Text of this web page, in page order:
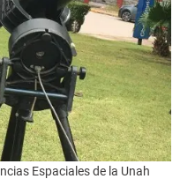
Espaciales de la Unah